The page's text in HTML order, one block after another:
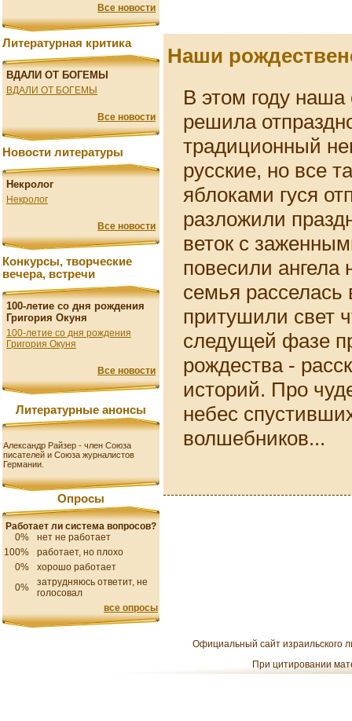
Все новости
Литературная критика
ВДАЛИ ОТ БОГЕМЫ
ВДАЛИ ОТ БОГЕМЫ
Все новости
Новости литературы
Некролог
Некролог
Все новости
Конкурсы, творческие
вечера, встречи
100-летие со дня рождения
Григория Окуня
100-летие со дня рождения
Григория Окуня
Все новости
Литературные анонсы
Александр Райзер - член Союза
писателей и Союза журналистов
Германии.
Опросы
Работает ли система вопросов?
0%
нет не работает
100%
работает, но плохо
0%
хорошо работает
0%
затрудняюсь ответит, не
голосовал
все опросы
Наши
В этом году
решила
традиционный
русские, но все
яблоками гуся
разложили
веток с
повесили ангела
семья расселась
притушили свет
следущей фазе
рождества -
историй. Про
небес
волшебников...
Официальный сайт израильского
При цитировании